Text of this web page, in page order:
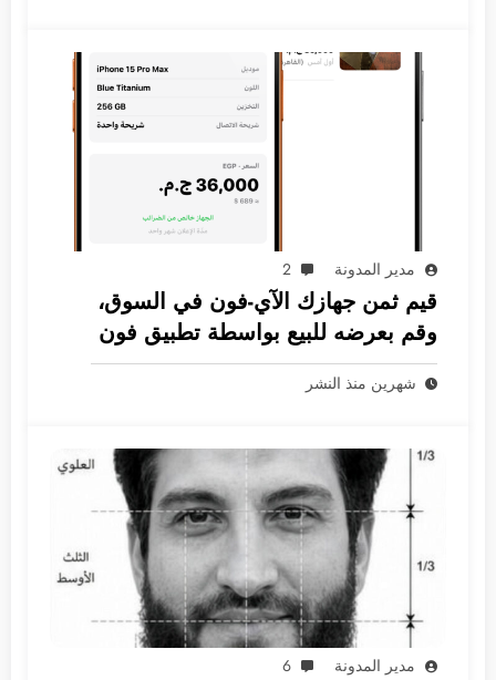
مدير المدونة 2
قيم ثمن جهازك الآي-فون في السوق،
وقم بعرضه للبيع بواسطة تطبيق فون
جرام
شهرين منذ النشر
مدير المدونة 6